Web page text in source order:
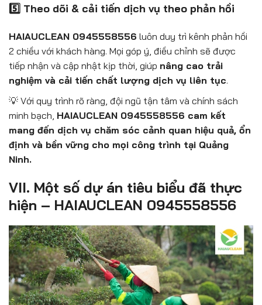
5️⃣ Theo dõi & cải tiến dịch vụ theo phản hồi
HAIAUCLEAN 0945558556 luôn duy trì kênh phản hồi
2 chiều với khách hàng. Mọi góp ý, điều chỉnh sẽ được
tiếp nhận và cập nhật kịp thời, giúp nâng cao trải
nghiệm và cải tiến chất lượng dịch vụ liên tục.
💡 Với quy trình rõ ràng, đội ngũ tận tâm và chính sách
minh bạch, HAIAUCLEAN 0945558556 cam kết
mang đến dịch vụ chăm sóc cảnh quan hiệu quả, ổn
định và bền vững cho mọi công trình tại Quảng
Ninh.
VII. Một số dự án tiêu biểu đã thực
hiện – HAIAUCLEAN 0945558556